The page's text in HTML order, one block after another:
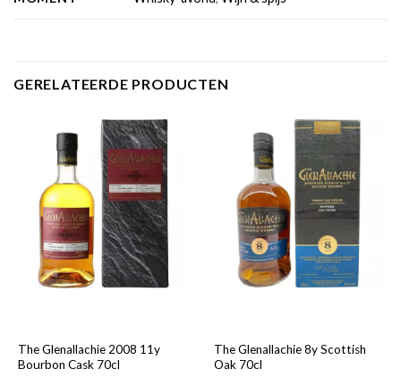
GERELATEERDE PRODUCTEN
The Glenallachie 2008 11y
Bourbon Cask 70cl
The Glenallachie 8y Scottish
Oak 70cl